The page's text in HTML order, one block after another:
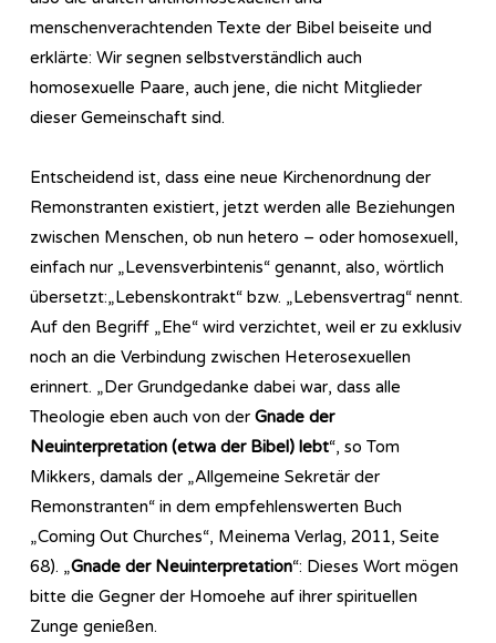
menschenverachtenden Texte der Bibel beiseite und
erklärte: Wir segnen selbstverständlich auch
homosexuelle Paare, auch jene, die nicht Mitglieder
dieser Gemeinschaft sind.
Entscheidend ist, dass eine neue Kirchenordnung der
Remonstranten existiert, jetzt werden alle Beziehungen
zwischen Menschen, ob nun hetero – oder homosexuell,
einfach nur „Levensverbintenis“ genannt, also, wörtlich
übersetzt:„Lebenskontrakt“ bzw. „Lebensvertrag“ nennt.
Auf den Begriff „Ehe“ wird verzichtet, weil er zu exklusiv
noch an die Verbindung zwischen Heterosexuellen
erinnert. „Der Grundgedanke dabei war, dass alle
Theologie eben auch von der Gnade der
Neuinterpretation (etwa der Bibel) lebt“, so Tom
Mikkers, damals der „Allgemeine Sekretär der
Remonstranten“ in dem empfehlenswerten Buch
„Coming Out Churches“, Meinema Verlag, 2011, Seite
68). „Gnade der Neuinterpretation“: Dieses Wort mögen
bitte die Gegner der Homoehe auf ihrer spirituellen
Zunge genießen.